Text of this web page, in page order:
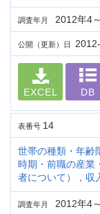
調査年月 2012年4
公開（更新）日
EXCEL DB
表番号 14
世帯の種類・年齢
時期・前職の産業
者について），収
調査年月 2012年4